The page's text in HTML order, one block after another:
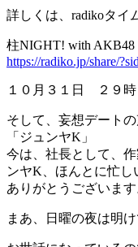
詳しくは、radikoタイ
柱NIGHT! with AKB48
https://radiko.jp/share/
１０月３１日 ２９時
そして、妄想デート
「ジュンヤK」
今は、社長として、
ンヤK、ほんとに忙し
ありがとうございます
まあ、日曜の夜は明